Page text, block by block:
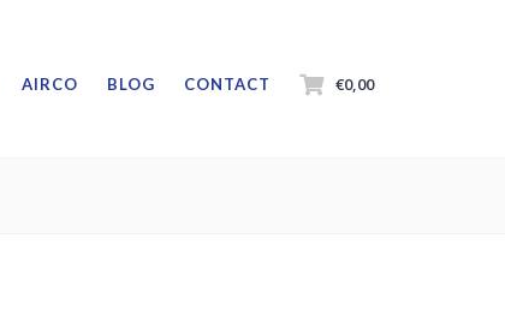
€0,00
AIRCO BLOG CONTACT